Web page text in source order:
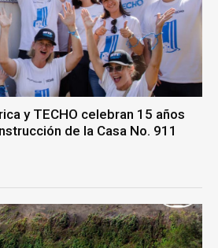
y TECHO celebran 15 años
de la Casa No. 911